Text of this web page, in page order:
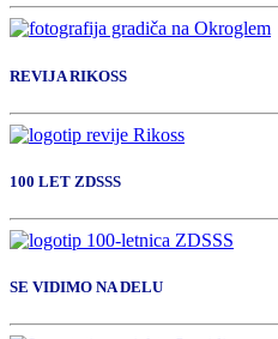
REVIJA RIKOSS
100 LET ZDSSS
SE VIDIMO NA DELU